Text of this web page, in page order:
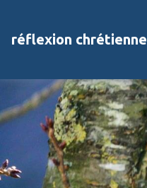
réflexion chrétienne